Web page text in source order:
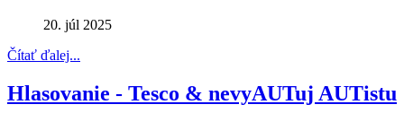
20. júl 2025
Čítať ďalej...
Hlasovanie - Tesco & nevyAUTuj AUTistu